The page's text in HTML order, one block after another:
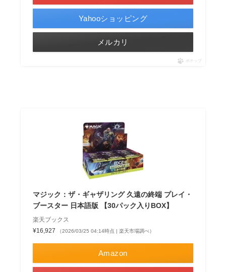
Yahooショッピング
メルカリ
ポチップ
マジック：ザ・ギャザリング 久遠の終端 プレイ・
ブースター 日本語版 【30パック入りBOX】
楽天ブックス
¥16,927
（2026/03/25 04:14時点 | 楽天市場調べ）
Amazon